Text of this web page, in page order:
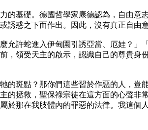
的基礎。德國哲學家康德認為，自由
惑之下而作出。因此，沒有真正自由
允許蛇進入伊甸園引誘亞當、厄娃？
，領受天主的啟示，認識自己的尊貴
的斑點？那你們這些習於作惡的人，
的拯救，聖保祿宗徒在這方面的心聲
那在我肢體內的罪惡的法律。我這個